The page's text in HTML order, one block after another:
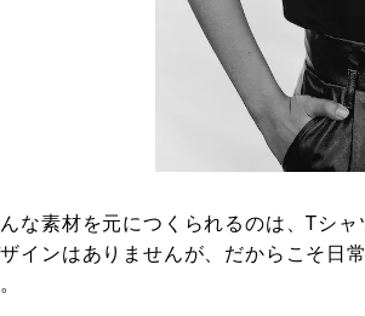
な素材を元につくられるのは、Tシ
インはありませんが、だからこそ日